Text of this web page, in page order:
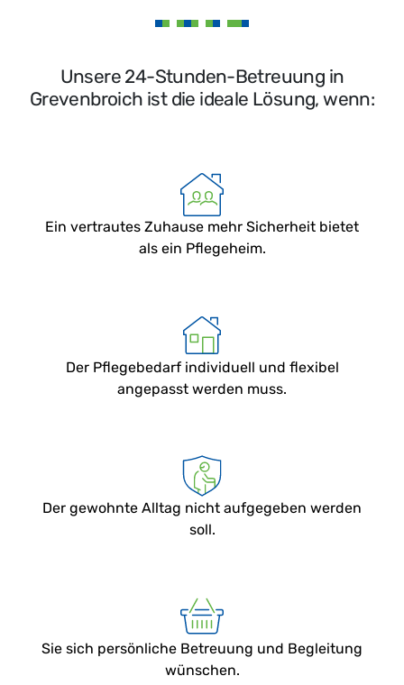
Unsere 24-Stunden-Betreuung in
Grevenbroich ist die ideale Lösung, wenn:
Ein vertrautes Zuhause mehr Sicherheit bietet
als ein Pflegeheim.
Der Pflegebedarf individuell und flexibel
angepasst werden muss.
Der gewohnte Alltag nicht aufgegeben werden
soll.
Sie sich persönliche Betreuung und Begleitung
wünschen.